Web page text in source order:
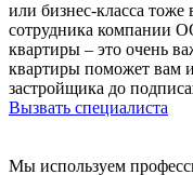
или бизнес-класса
сотрудника компании
квартиры – это очень
квартиры поможет вам
застройщика до
Вызвать специалиста
Мы используем